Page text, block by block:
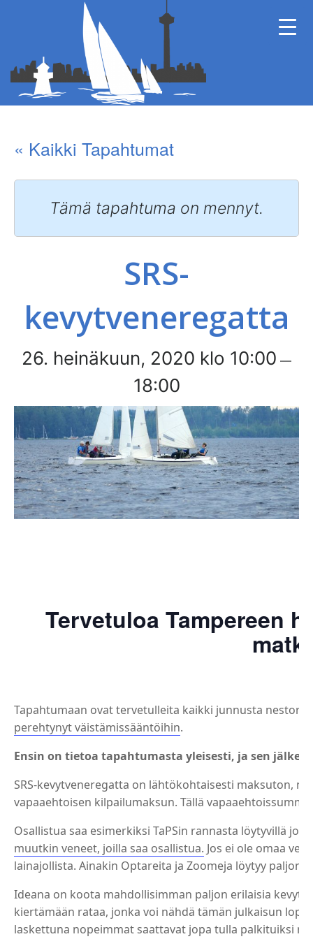
« Kaikki Tapahtumat
Tämä tapahtuma on mennyt.
SRS-
kevytveneregatta
26. heinäkuun, 2020 klo 10:00 —
18:00
Tervetuloa Tampereen
Tapahtumaan ovat tervetulleita kaikki junnusta
perehtynyt väistämissääntöihin.
Ensin on tietoa tapahtumasta yleisesti, ja sen
SRS-kevytveneregatta on lähtökohtaisesti maksuton,
vapaaehtoisen kilpailumaksun. Tällä
Osallistua saa esimerkiksi TaPSin rannasta löytyvillä
muutkin veneet, joilla saa osallistua. Jos ei ole omaa
lainajollista. Ainakin Optareita ja Zoomeja löytyy paljon.
Ideana on koota mahdollisimman paljon erilaisia
kiertämään rataa, jonka voi nähdä tämän julkaisun
laskettuna nopeimmat saattavat jopa tulla palkituiksi